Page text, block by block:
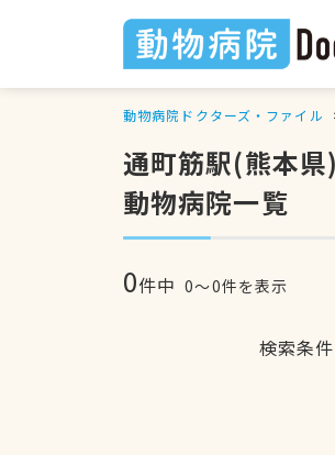
動物病院ドクターズ・ファイル
通町筋駅(熊本
動物病院一覧
0件中 0〜0件を表示
検索条